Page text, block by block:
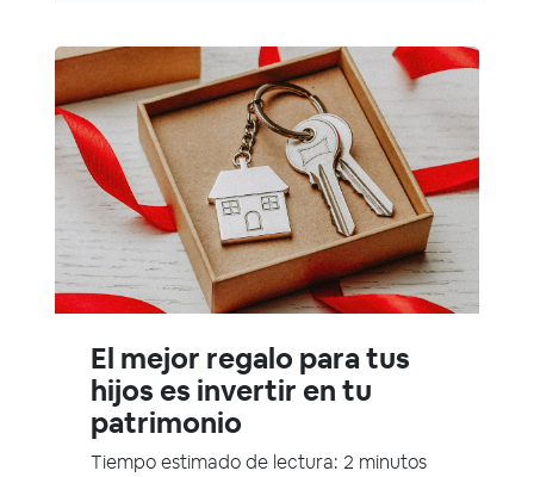
El mejor regalo para tus
hijos es invertir en tu
patrimonio
Tiempo estimado de lectura: 2 minutos